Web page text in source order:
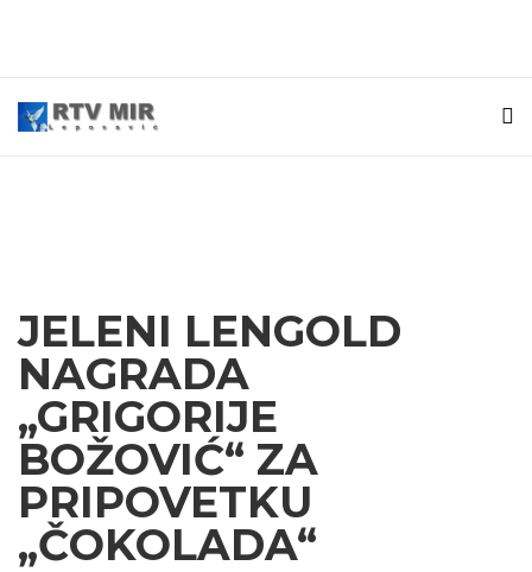
JELENI LENGOLD
NAGRADA
„GRIGORIJE
BOŽOVIĆ“ ZA
PRIPOVETKU
„ČOKOLADA“